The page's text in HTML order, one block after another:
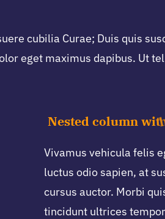
cubilia Curae; Duis quis
eget maximus dapibus. Ut
Vivamus vehicula felis
luctus odio sapien, at
cursus auctor. Morbi
tincidunt ultrices